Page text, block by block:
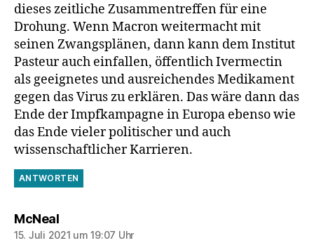
dieses zeitliche Zusammentreffen für eine
Drohung. Wenn Macron weitermacht mit
seinen Zwangsplänen, dann kann dem Institut
Pasteur auch einfallen, öffentlich Ivermectin
als geeignetes und ausreichendes Medikament
gegen das Virus zu erklären. Das wäre dann das
Ende der Impfkampagne in Europa ebenso wie
das Ende vieler politischer und auch
wissenschaftlicher Karrieren.
ANTWORTEN
McNealsagt:
15. Juli 2021 um 19:07 Uhr